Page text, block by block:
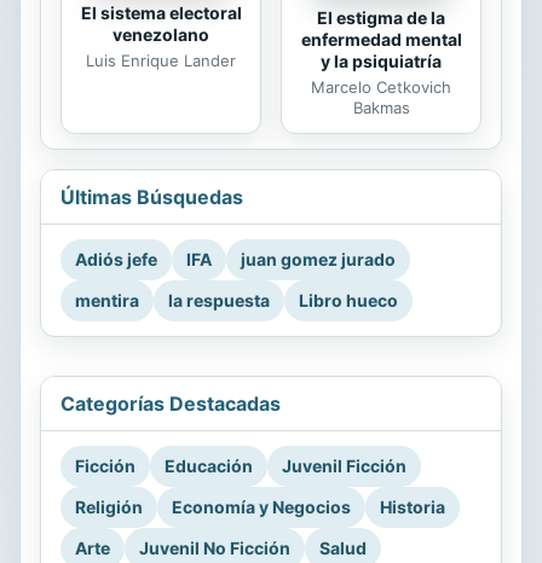
El sistema electoral
venezolano
Luis Enrique Lander
El estigma de la
enfermedad mental
y la psiquiatría
Marcelo Cetkovich
Bakmas
Últimas Búsquedas
Adiós jefe IFA
juan gomez jurado
mentira
la respuesta Libro hueco
Categorías Destacadas
Ficción Educación
Juvenil Ficción
Religión
Economía y Negocios
Historia
Arte
Juvenil No Ficción Salud